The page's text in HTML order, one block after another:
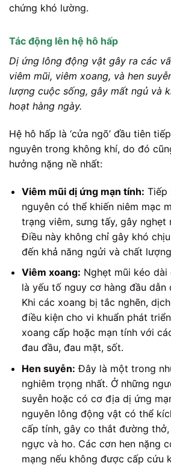
chứng khó lường.
Tác động lên hệ hô hấp
Dị ứng lông động vật gây ra các
viêm mũi, viêm xoang, và hen
lượng cuộc sống, gây mất ngủ và
hoạt hàng ngày.
Hệ hô hấp là ‘cửa ngõ’ đầu tiên
nguyên trong không khí, do đó
hưởng nặng nề nhất:
Viêm mũi dị ứng mạn tính: Tiếp
nguyên có thể khiến niêm mạc
trạng viêm, sưng tấy, gây nghẹt
Điều này không chỉ gây khó
đến khả năng ngửi và chất
Viêm xoang: Nghẹt mũi kéo
là yếu tố nguy cơ hàng đầu dẫn
Khi các xoang bị tắc nghẽn,
điều kiện cho vi khuẩn phát
xoang cấp hoặc mạn tính với
đau đầu, đau mặt, sốt.
Hen suyễn: Đây là một trong
nghiêm trọng nhất. Ở những
suyễn hoặc có cơ địa dị ứng
nguyên lông động vật có thể
cấp tính, gây co thắt đường
ngực và ho. Các cơn hen nặng
mạng nếu không được cấp cứu